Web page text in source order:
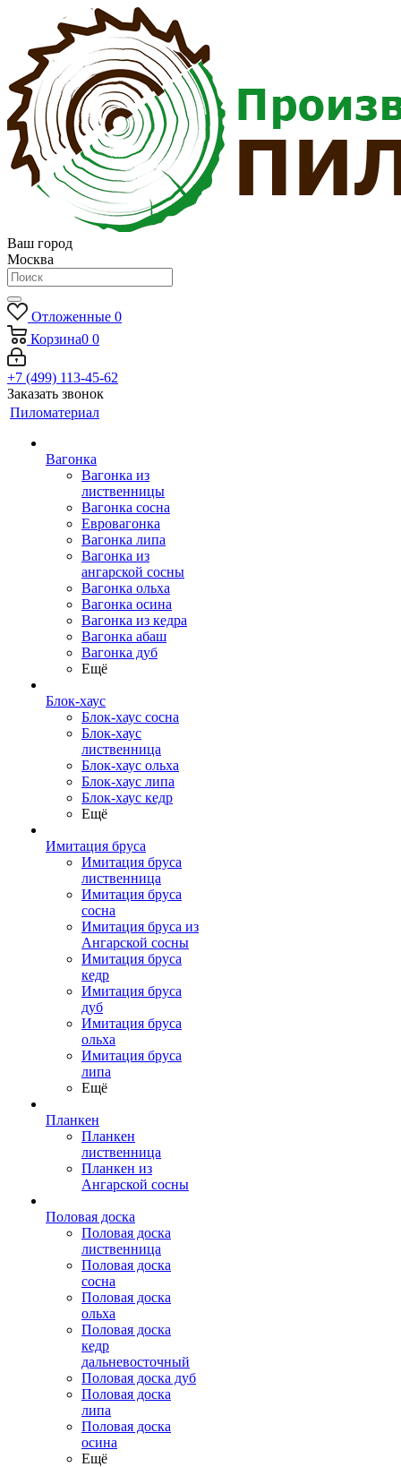
Ваш город
Москва
Отложенные 0
Корзина0 0
+7 (499) 113-45-62
Заказать звонок
Пиломатериал
Вагонка
Вагонка из
лиственницы
Вагонка сосна
Евровагонка
Вагонка липа
Вагонка из
ангарской сосны
Вагонка ольха
Вагонка осина
Вагонка из кедра
Вагонка абаш
Вагонка дуб
Ещё
Блок-хаус
Блок-хаус сосна
Блок-хаус
лиственница
Блок-хаус ольха
Блок-хаус липа
Блок-хаус кедр
Ещё
Имитация бруса
Имитация бруса
лиственница
Имитация бруса
сосна
Имитация бруса из
Ангарской сосны
Имитация бруса
кедр
Имитация бруса
дуб
Имитация бруса
ольха
Имитация бруса
липа
Ещё
Планкен
Планкен
лиственница
Планкен из
Ангарской сосны
Половая доска
Половая доска
лиственница
Половая доска
сосна
Половая доска
ольха
Половая доска
кедр
дальневосточный
Половая доска дуб
Половая доска
липа
Половая доска
осина
Ещё